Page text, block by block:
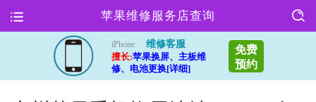
苹果维修服务店查询
iPhone
维修客服
擅长:苹果换屏、主板维
修、电池更换[详细]
免费
预约